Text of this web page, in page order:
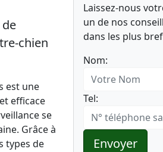
chien
est une
efficace
se
Grâce à
types de
Laissez-nous
un de nos
dans les plus
Nom:
Tel:
Envoyer